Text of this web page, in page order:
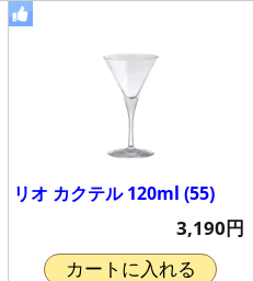
リオ カクテル 120ml (55)
3,190円
カートに入れる